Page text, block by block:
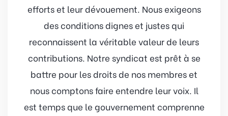
efforts et leur dévouement. Nous exigeons
des conditions dignes et justes qui
reconnaissent la véritable valeur de leurs
contributions. Notre syndicat est prêt à se
battre pour les droits de nos membres et
nous comptons faire entendre leur voix. Il
est temps que le gouvernement comprenne